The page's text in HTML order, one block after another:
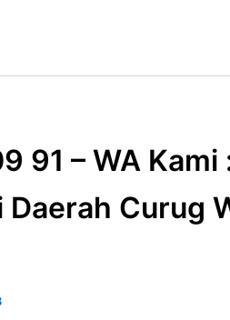
91 – WA
Curug